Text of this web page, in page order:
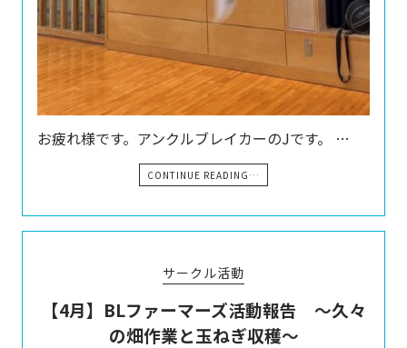
お疲れ様です。アンクルブレイカーのJです。 …
CONTINUE READING…
サークル活動
【4月】BLファーマーズ活動報告 ～久々
の畑作業と玉ねぎ収穫～